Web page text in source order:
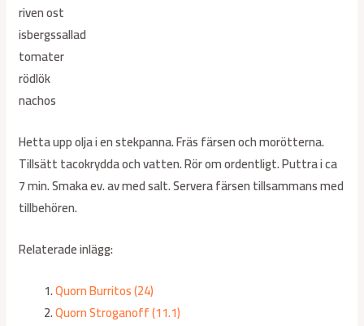
riven ost
isbergssallad
tomater
rödlök
nachos
Hetta upp olja i en stekpanna. Fräs färsen och morötterna.
Tillsätt tacokrydda och vatten. Rör om ordentligt. Puttra i ca
7 min. Smaka ev. av med salt. Servera färsen tillsammans med
tillbehören.
Relaterade inlägg:
Quorn Burritos (24)
Quorn Stroganoff (11.1)